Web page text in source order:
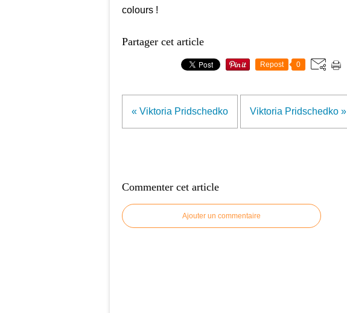
colours !
Partager cet article
Repost 0
« Viktoria Pridschedko Viktoria Pridschedko »
Commenter cet article
Ajouter un commentaire